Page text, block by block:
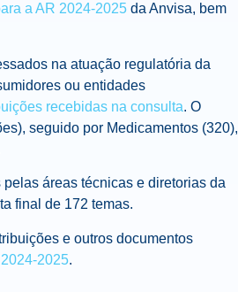
a AR 2024-2025 da Anvisa, bem
na atuação regulatória da
ou entidades
recebidas na consulta. O
seguido por Medicamentos (320),
áreas técnicas e diretorias da
final de 172 temas.
e outros documentos
2024-2025.